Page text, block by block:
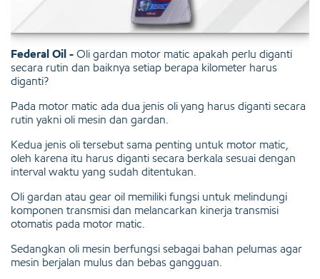
Federal Oil - Oli gardan motor matic apakah perlu diganti
secara rutin dan baiknya setiap berapa kilometer harus
diganti?
Pada motor matic ada dua jenis oli yang harus diganti secara
rutin yakni oli mesin dan gardan.
Kedua jenis oli tersebut sama penting untuk motor matic,
oleh karena itu harus diganti secara berkala sesuai dengan
interval waktu yang sudah ditentukan.
Oli gardan atau gear oil memiliki fungsi untuk melindungi
komponen transmisi dan melancarkan kinerja transmisi
otomatis pada motor matic.
Sedangkan oli mesin berfungsi sebagai bahan pelumas agar
mesin berjalan mulus dan bebas gangguan.